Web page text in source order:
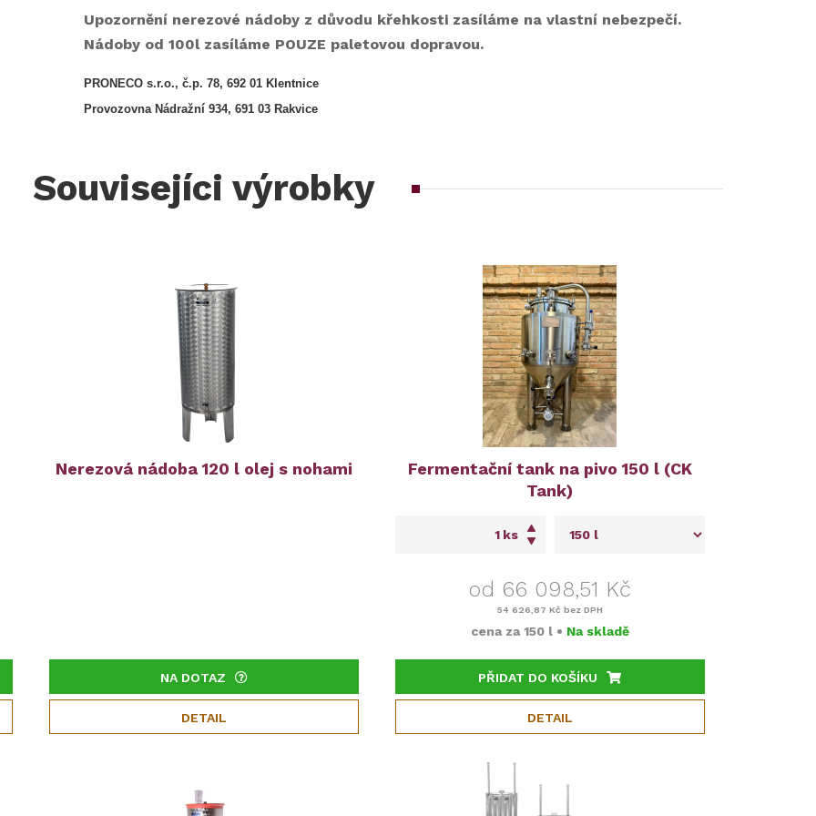
Upozornění nerezové nádoby z důvodu křehkosti zasíláme na vlastní nebezpečí.
Nádoby od 100l zasíláme POUZE paletovou dopravou.
PRONECO s.r.o., č.p. 78, 692 01 Klentnice
Provozovna Nádražní 934, 691 03 Rakvice
Souvisejíci výrobky
Nerezová nádoba 120 l olej s nohami
NA DOTAZ
DETAIL
Fermentační tank na pivo 150 l (CK
Tank)
ks
od 66 098,51 Kč
54 626,87 Kč bez DPH
cena za 150 l • Na skladě
PŘIDAT DO KOŠÍKU
DETAIL